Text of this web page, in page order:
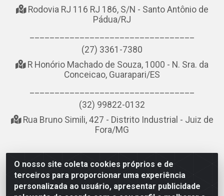
O nosso site coleta cookies próprios e de
terceiros para proporcionar uma experiência
personalizada ao usuário, apresentar publicidade
Rodovia RJ 116 RJ 186, S/N - Santo Antônio de
Pádua/RJ
(27) 3361-7380
R Honório Machado de Souza, 1000 - N. Sra. da
Conceicao, Guarapari/ES
(32) 99822-0132
Rua Bruno Simili, 427 - Distrito Industrial - Juiz de
Fora/MG
NOBREDO COMÉRCIO E LOGÍSTICA LTDA - AV DA ABDIAS
JOSÉ DOS SANTOS, LADO ÍMPAR 8921 - RIO DO OURO, SÃO
GONÇALO/RJ - CEP 24.756-151 - CNPJ 21.074.121/0001-58